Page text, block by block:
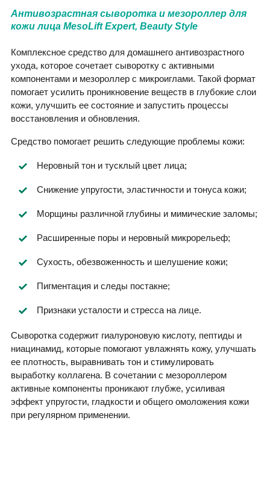
Антивозрастная сыворотка и мезороллер для
кожи лица MesoLift Expert, Beauty Style
Комплексное средство для домашнего антивозрастного
ухода, которое сочетает сыворотку с активными
компонентами и мезороллер с микроиглами. Такой формат
помогает усилить проникновение веществ в глубокие слои
кожи, улучшить ее состояние и запустить процессы
восстановления и обновления.
Средство помогает решить следующие проблемы кожи:
Неровный тон и тусклый цвет лица;
Снижение упругости, эластичности и тонуса кожи;
Морщины различной глубины и мимические заломы;
Расширенные поры и неровный микрорельеф;
Сухость, обезвоженность и шелушение кожи;
Пигментация и следы постакне;
Признаки усталости и стресса на лице.
Сыворотка содержит гиалуроновую кислоту, пептиды и
ниацинамид, которые помогают увлажнять кожу, улучшать
ее плотность, выравнивать тон и стимулировать
выработку коллагена. В сочетании с мезороллером
активные компоненты проникают глубже, усиливая
эффект упругости, гладкости и общего омоложения кожи
при регулярном применении.